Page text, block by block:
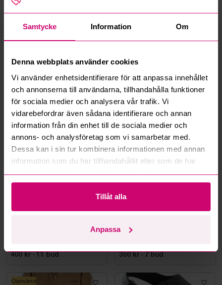
Samtycke Information Om
Denna webbplats använder cookies
Vi använder enhetsidentifierare för att anpassa innehållet
och annonserna till användarna, tillhandahålla funktioner
för sociala medier och analysera vår trafik. Vi
vidarebefordrar även sådana identifierare och annan
information från din enhet till de sociala medier och
annons- och analysföretag som vi samarbetar med.
Dessa kan i sin tur kombinera informationen med annan
information som du har tillhandahållit eller som de har
samlat in när du har använt deras tjänster.
Tillåt alla
Anpassa
Hur fungerar budmotorn?
Kan jag ångra ett bud?
Kan ni frakta mina vunna objekt?
Läs fler frågor och svar
Mer från samma kategori
400 kr · 11 bud
Oanvänd
Skyddskänga Jalas 7198
350 kr · 7 bud
Oanvänd
Oanvänd